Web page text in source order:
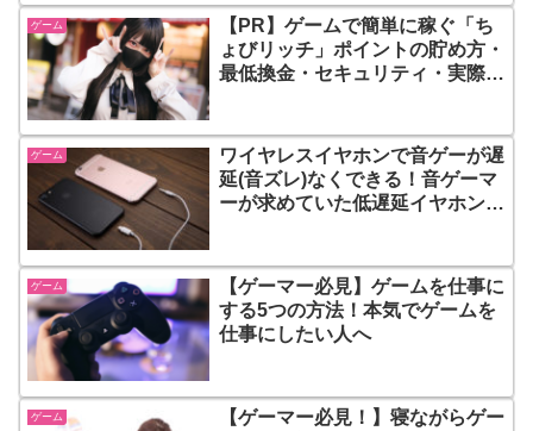
ゲーム
【PR】ゲームで簡単に稼ぐ「ち
ょびリッチ」ポイントの貯め方・
最低換金・セキュリティ・実際に
ゲーム
ワイヤレスイヤホンで音ゲーが遅
延(音ズレ)なくできる！音ゲーマ
ーが求めていた低遅延イヤホンの
ゲーム
【ゲーマー必見】ゲームを仕事に
する5つの方法！本気でゲームを
仕事にしたい人へ
ゲーム
【ゲーマー必見！】寝ながらゲー